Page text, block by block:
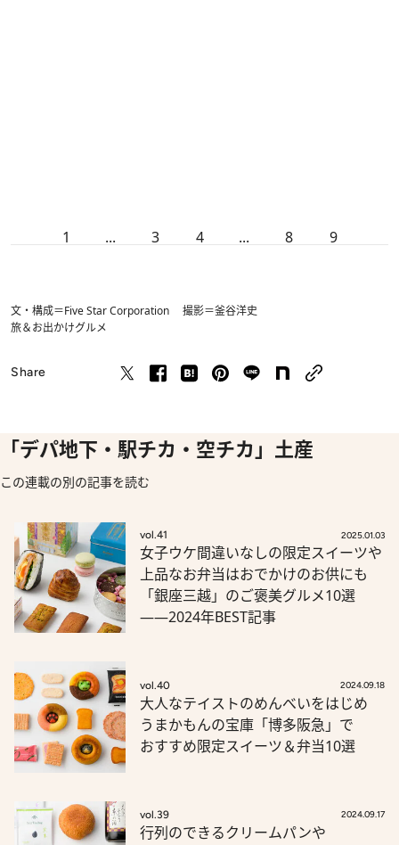
1 ... 3 4 ... 8 9
文・構成＝Five Star Corporation 撮影＝釜谷洋史
旅＆お出かけグルメ
Share
「デパ地下・駅チカ・空チカ」土産
この連載の別の記事を読む
vol.41 2025.01.03
女子ウケ間違いなしの限定スイーツや
上品なお弁当はおでかけのお供にも
「銀座三越」のご褒美グルメ10選
――2024年BEST記事
vol.40 2024.09.18
大人なテイストのめんべいをはじめ
うまかもんの宝庫「博多阪急」で
おすすめ限定スイーツ＆弁当10選
vol.39 2024.09.17
行列のできるクリームパンや